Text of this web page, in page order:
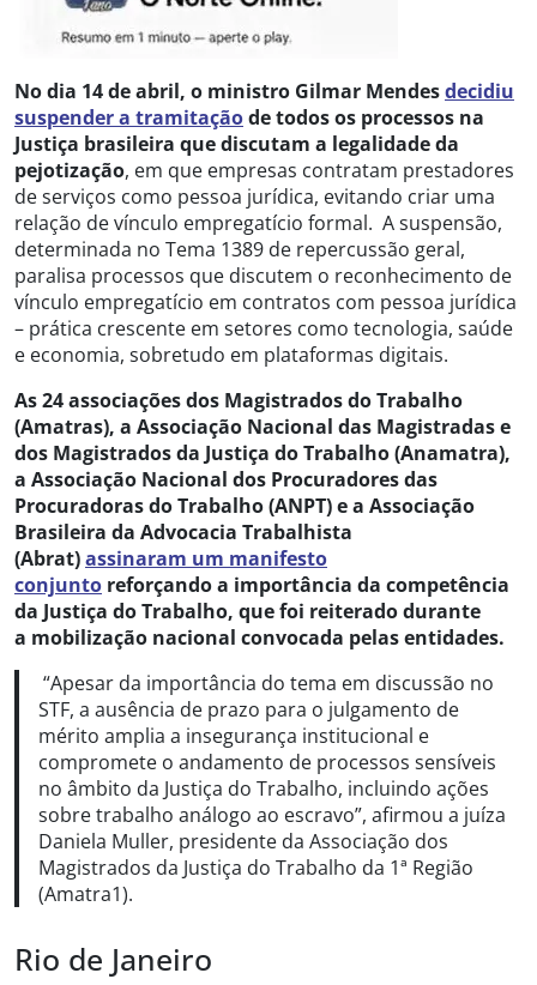
No dia 14 de abril, o ministro Gilmar Mendesdecidiu
suspender a tramitaçãode todos os processos na
Justiça brasileira que discutam a legalidade da
pejotização, em que empresas contratam prestadores
de serviços como pessoa jurídica, evitando criar uma
relação de vínculo empregatício formal. A suspensão,
determinada no Tema 1389 de repercussão geral,
paralisa processos que discutem o reconhecimento de
vínculo empregatício em contratos com pessoa jurídica
– prática crescente em setores como tecnologia, saúde
e economia, sobretudo em plataformas digitais.
As 24 associações dos Magistrados do Trabalho
(Amatras), a Associação Nacional das Magistradas e
dos Magistrados da Justiça do Trabalho (Anamatra),
a Associação Nacional dos Procuradores das
Procuradoras do Trabalho (ANPT) e a Associação
Brasileira da Advocacia Trabalhista
(Abrat)assinaram um manifesto
conjunto reforçando a importância da competência
da Justiça do Trabalho, que foi reiterado durante
a mobilização nacional convocada pelas entidades.
“Apesar da importância do tema em discussão no
STF, a ausência de prazo para o julgamento de
mérito amplia a insegurança institucional e
compromete o andamento de processos sensíveis
no âmbito da Justiça do Trabalho, incluindo ações
sobre trabalho análogo ao escravo”, afirmou a juíza
Daniela Muller, presidente da Associação dos
Magistrados da Justiça do Trabalho da 1ª Região
(Amatra1).
Rio de Janeiro